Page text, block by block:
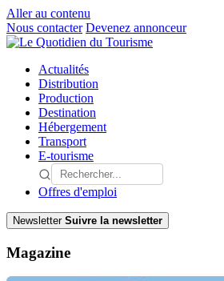
Aller au contenu
Nous contacter Devenez annonceur
Actualités
Distribution
Production
Destination
Hébergement
Transport
E-tourisme
Offres d'emploi
Newsletter Suivre la newsletter
Magazine